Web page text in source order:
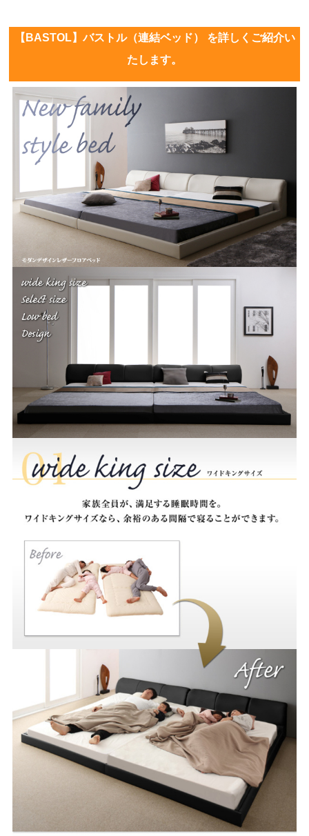
【BASTOL】バストル（連結ベッド） を詳しくご紹介い
たします。